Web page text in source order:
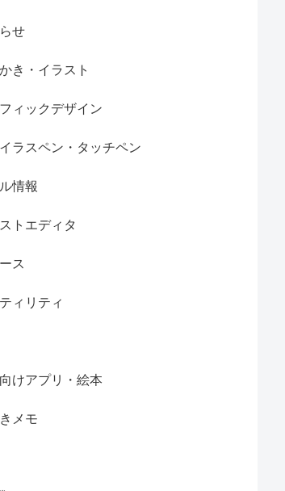
せ
き・イラスト
ィックデザイン
ラスペン・タッチペン
情報
トエディタ
ス
ィリティ
けアプリ・絵本
メモ